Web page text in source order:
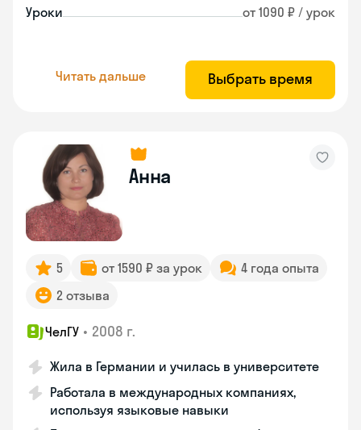
Уроки от 1090 ₽ / урок
Читать дальше Выбрать время
Анна
5 от 1590 ₽ за урок
4 года опыта
2 отзыва
ЧелГУ • 2008 г.
Жила в Германии и училась в университете
Работала в международных компаниях,
используя языковые навыки